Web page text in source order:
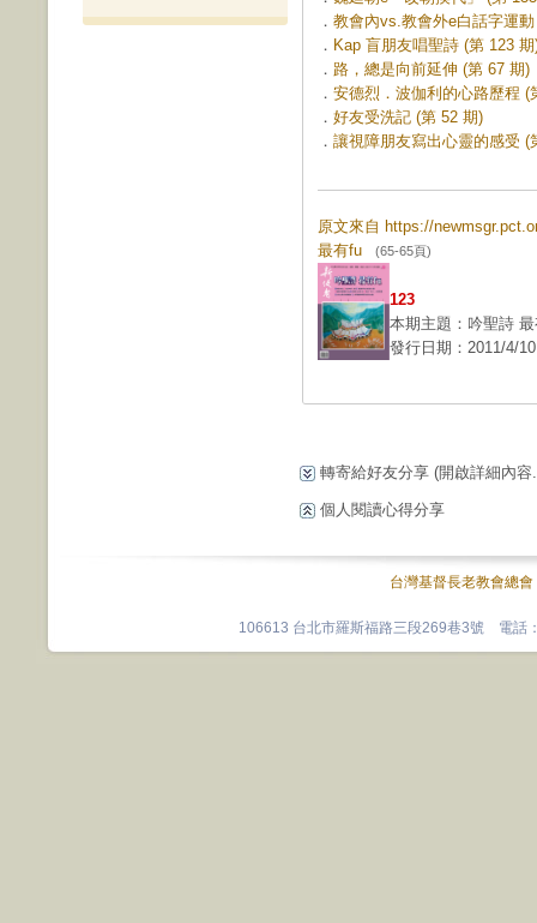
． 教會內vs.教會外e白話字運
． Kap 盲朋友唱聖詩 (第 123 期
． 路，總是向前延伸 (第 67 期)
． 安德烈．波伽利的心路歷程 (
． 好友受洗記 (第 52 期)
． 讓視障朋友寫出心靈的感受 (
原文來自 https://
最有fu (65-65頁)
123
本期主題：吟聖詩
發行日期：2011/4/10
轉寄給好友分享 (開啟詳細內容
個人閱讀心得分享
台灣基督長老教會總會
106613 台北市羅斯福路三段269巷3號 電